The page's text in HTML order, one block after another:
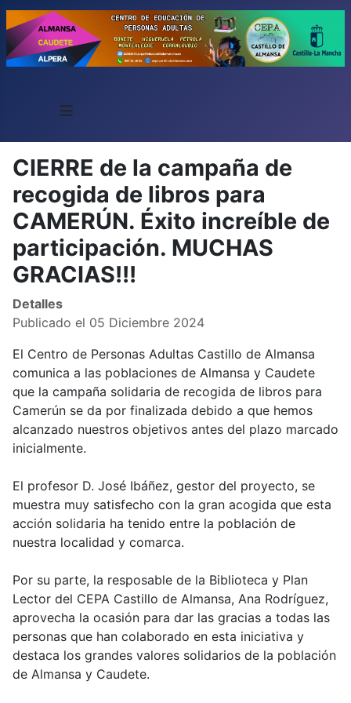
≡
CIERRE de la campaña de
recogida de libros para
CAMERÚN. Éxito increíble de
participación. MUCHAS
GRACIAS!!!
Detalles
Publicado el 05 Diciembre 2024
El Centro de Personas Adultas Castillo de Almansa
comunica a las poblaciones de Almansa y Caudete
que la campaña solidaria de recogida de libros para
Camerún se da por finalizada debido a que hemos
alcanzado nuestros objetivos antes del plazo marcado
inicialmente.
El profesor D. José Ibáñez, gestor del proyecto, se
muestra muy satisfecho con la gran acogida que esta
acción solidaria ha tenido entre la población de
nuestra localidad y comarca.
Por su parte, la resposable de la Biblioteca y Plan
Lector del CEPA Castillo de Almansa, Ana Rodríguez,
aprovecha la ocasión para dar las gracias a todas las
personas que han colaborado en esta iniciativa y
destaca los grandes valores solidarios de la población
de Almansa y Caudete.